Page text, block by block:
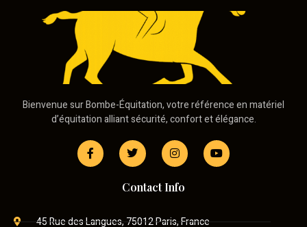
Bienvenue sur Bombe-Équitation, votre référence en matériel
d’équitation alliant sécurité, confort et élégance.
Contact Info
45 Rue des Langues, 75012 Paris, France